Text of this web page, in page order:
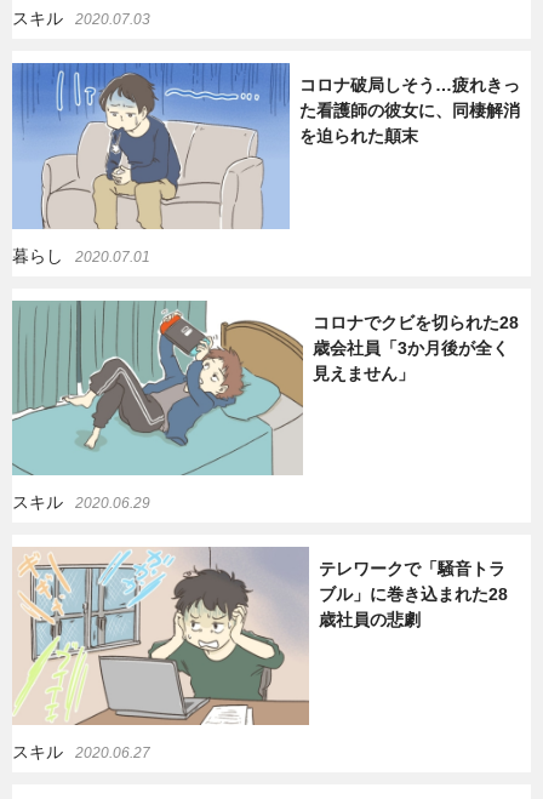
スキル 2020.07.03
コロナ破局しそう…疲れきっ
た看護師の彼女に、同棲解消
を迫られた顛末
暮らし 2020.07.01
コロナでクビを切られた28
歳会社員「3か月後が全く
見えません」
スキル 2020.06.29
テレワークで「騒音トラ
ブル」に巻き込まれた28
歳社員の悲劇
スキル 2020.06.27